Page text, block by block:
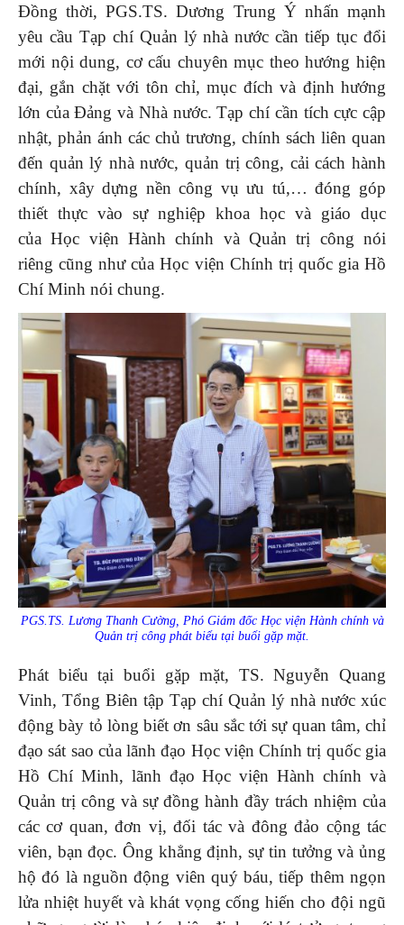
Đồng thời, PGS.TS. Dương Trung Ý nhấn mạnh
yêu cầu Tạp chí Quản lý nhà nước cần tiếp tục đổi
mới nội dung, cơ cấu chuyên mục theo hướng hiện
đại, gắn chặt với tôn chỉ, mục đích và định hướng
lớn của Đảng và Nhà nước. Tạp chí cần tích cực cập
nhật, phản ánh các chủ trương, chính sách liên quan
đến quản lý nhà nước, quản trị công, cải cách hành
chính, xây dựng nền công vụ ưu tú,… đóng góp
thiết thực vào sự nghiệp khoa học và giáo dục
của Học viện Hành chính và Quản trị công nói
riêng cũng như của Học viện Chính trị quốc gia Hồ
Chí Minh nói chung.
PGS.TS. Lương Thanh Cường, Phó Giám đốc Học viện Hành chính và
Quản trị công phát biểu tại buổi gặp mặt.
Phát biểu tại buổi gặp mặt, TS. Nguyễn Quang
Vinh, Tổng Biên tập Tạp chí Quản lý nhà nước xúc
động bày tỏ lòng biết ơn sâu sắc tới sự quan tâm, chỉ
đạo sát sao của lãnh đạo Học viện Chính trị quốc gia
Hồ Chí Minh, lãnh đạo Học viện Hành chính và
Quản trị công và sự đồng hành đầy trách nhiệm của
các cơ quan, đơn vị, đối tác và đông đảo cộng tác
viên, bạn đọc. Ông khẳng định, sự tin tưởng và ủng
hộ đó là nguồn động viên quý báu, tiếp thêm ngọn
lửa nhiệt huyết và khát vọng cống hiến cho đội ngũ